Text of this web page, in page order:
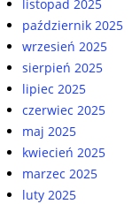
listopad 2025
październik 2025
wrzesień 2025
sierpień 2025
lipiec 2025
czerwiec 2025
maj 2025
kwiecień 2025
marzec 2025
luty 2025